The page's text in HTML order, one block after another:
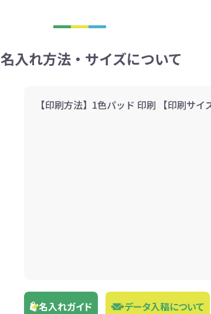
名入れ方法・サイズについて
【印刷方法】1色パッド 印刷 【印刷サ
名入れガイド データ入稿について